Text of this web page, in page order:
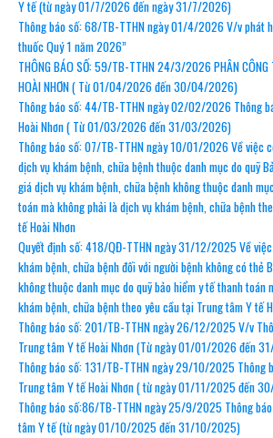
Y tế (từ ngày 01/7/2026 đến ngày 31/7/2026)
Thông báo số: 68/TB-TTHN ngày 01/4/2026 V/v phát
thuốc Quý 1 năm 2026”
THÔNG BÁO SỐ: 59/TB-TTHN 24/3/2026 PHÂN CÔNG
HOÀI NHƠN ( Từ 01/04/2026 đến 30/04/2026)
Thông báo số: 44/TB-TTHN ngày 02/02/2026 Thông
Hoài Nhơn ( Từ 01/03/2026 đến 31/03/2026)
Thông báo số: 07/TB-TTHN ngày 10/01/2026 Về việc
dịch vụ khám bệnh, chữa bệnh thuộc danh mục do quỹ
giá dịch vụ khám bệnh, chữa bệnh không thuộc danh
toán mà không phải là dịch vụ khám bệnh, chữa bệnh
tế Hoài Nhơn
Quyết định số: 418/QĐ-TTHN ngày 31/12/2025 Về
khám bệnh, chữa bệnh đối với người bệnh không có thẻ
không thuộc danh mục do quỹ bảo hiểm y tế thanh toán
khám bệnh, chữa bệnh theo yêu cầu tại Trung tâm Y tế
Thông báo số: 201/TB-TTHN ngày 26/12/2025 V/v
Trung tâm Y tế Hoài Nhơn (Từ ngày 01/01/2026 đến
Thông báo số: 131/TB-TTHN ngày 29/10/2025 Thông
Trung tâm Y tế Hoài Nhơn ( từ ngày 01/11/2025 đến
Thông báo số:86/TB-TTHN ngày 25/9/2025 Thông
tâm Y tế (từ ngày 01/10/2025 đến 31/10/2025)